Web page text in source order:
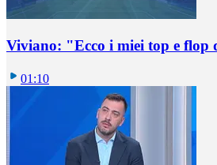
Viviano: "Ecco i miei top e flop
01:10